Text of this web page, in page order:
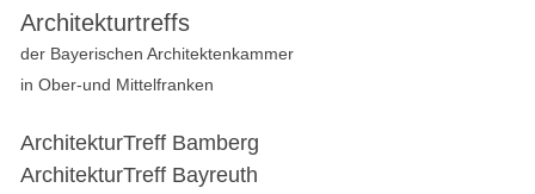
Architekturtreffs
der Bayerischen Architektenkammer
in Ober-und Mittelfranken
ArchitekturTreff Bamberg
ArchitekturTreff Bayreuth